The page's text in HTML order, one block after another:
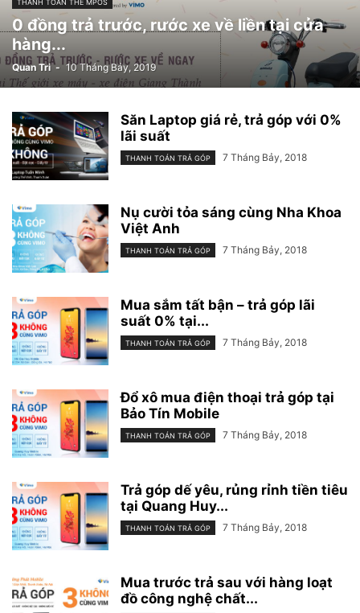
THANH TOÁN THẺ MPOS
0 đồng trả trước, rước xe về liền tại cửa
hàng...
Quan Tri - 10 Tháng Bảy, 2019
Săn Laptop giá rẻ, trả góp với 0%
lãi suất
THANH TOÁN TRẢ GÓP 7 Tháng Bảy, 2018
Nụ cười tỏa sáng cùng Nha Khoa
Việt Anh
THANH TOÁN TRẢ GÓP 7 Tháng Bảy, 2018
Mua sắm tất bận – trả góp lãi
suất 0% tại...
THANH TOÁN TRẢ GÓP 7 Tháng Bảy, 2018
Đổ xô mua điện thoại trả góp tại
Bảo Tín Mobile
THANH TOÁN TRẢ GÓP 7 Tháng Bảy, 2018
Trả góp dế yêu, rủng rỉnh tiền tiêu
tại Quang Huy...
THANH TOÁN TRẢ GÓP 7 Tháng Bảy, 2018
Mua trước trả sau với hàng loạt
đồ công nghệ chất...